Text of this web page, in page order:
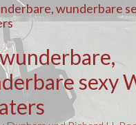
wunderbare
sexy